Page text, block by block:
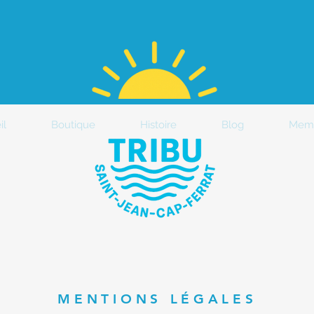
Boutique Histoire Blog
MENTIONS LÉGALES